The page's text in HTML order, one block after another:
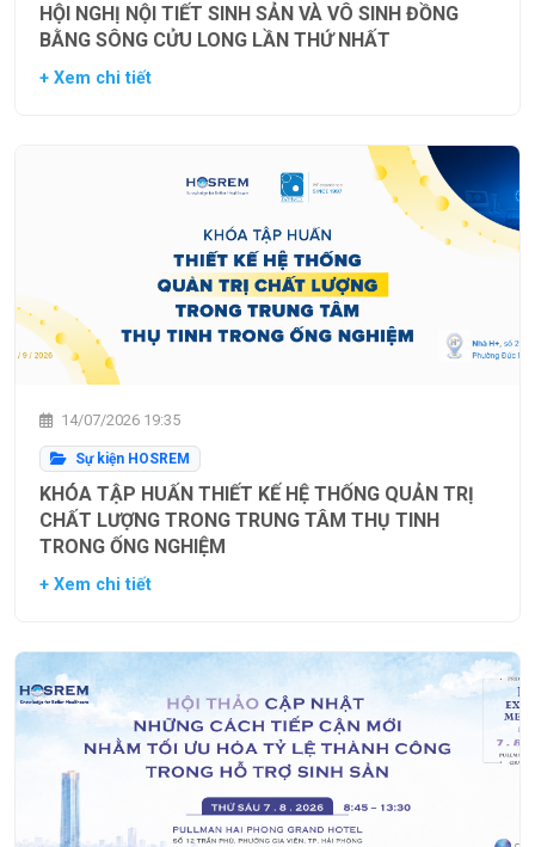
HỘI NGHỊ NỘI TIẾT SINH SẢN VÀ VÔ SINH ĐỒNG
BẰNG SÔNG CỬU LONG LẦN THỨ NHẤT
+ Xem chi tiết
14/07/2026 19:35
Sự kiện HOSREM
KHÓA TẬP HUẤN THIẾT KẾ HỆ THỐNG QUẢN TRỊ
CHẤT LƯỢNG TRONG TRUNG TÂM THỤ TINH
TRONG ỐNG NGHIỆM
+ Xem chi tiết